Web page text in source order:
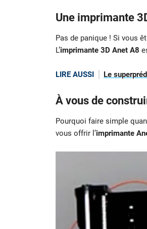
Une imprimante
Pas de panique ! Si vous
L’imprimante 3D Anet A8
LIRE AUSSI Le
À vous de
Pourquoi faire simple
vous offrir l’imprimante